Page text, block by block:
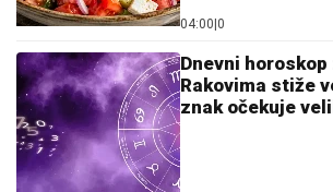
04:00|0
Dnevni
Rakovima stiže
znak očekuje